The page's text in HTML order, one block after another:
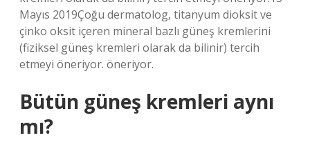
Mayıs 2019Çoğu dermatolog, titanyum dioksit ve
çinko oksit içeren mineral bazlı güneş kremlerini
(fiziksel güneş kremleri olarak da bilinir) tercih
etmeyi öneriyor. öneriyor.
Bütün güneş kremleri aynı
mı?